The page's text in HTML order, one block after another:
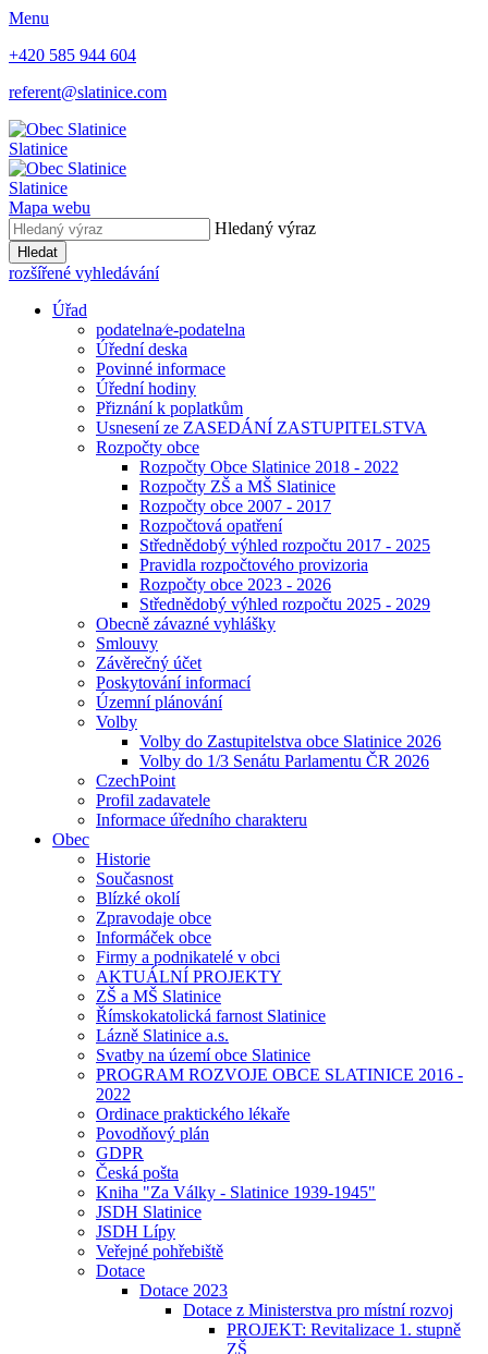
Menu
+420 585 944 604
referent@slatinice.com
Slatinice
Slatinice
Mapa webu
Hledaný výraz
Hledat
rozšířené vyhledávání
Úřad
podatelna⁄e-podatelna
Úřední deska
Povinné informace
Úřední hodiny
Přiznání k poplatkům
Usnesení ze ZASEDÁNÍ ZASTUPITELSTVA
Rozpočty obce
Rozpočty Obce Slatinice 2018 - 2022
Rozpočty ZŠ a MŠ Slatinice
Rozpočty obce 2007 - 2017
Rozpočtová opatření
Střednědobý výhled rozpočtu 2017 - 2025
Pravidla rozpočtového provizoria
Rozpočty obce 2023 - 2026
Střednědobý výhled rozpočtu 2025 - 2029
Obecně závazné vyhlášky
Smlouvy
Závěrečný účet
Poskytování informací
Územní plánování
Volby
Volby do Zastupitelstva obce Slatinice 2026
Volby do 1/3 Senátu Parlamentu ČR 2026
CzechPoint
Profil zadavatele
Informace úředního charakteru
Obec
Historie
Současnost
Blízké okolí
Zpravodaje obce
Informáček obce
Firmy a podnikatelé v obci
AKTUÁLNÍ PROJEKTY
ZŠ a MŠ Slatinice
Římskokatolická farnost Slatinice
Lázně Slatinice a.s.
Svatby na území obce Slatinice
PROGRAM ROZVOJE OBCE SLATINICE 2016 -
2022
Ordinace praktického lékaře
Povodňový plán
GDPR
Česká pošta
Kniha "Za Války - Slatinice 1939-1945"
JSDH Slatinice
JSDH Lípy
Veřejné pohřebiště
Dotace
Dotace 2023
Dotace z Ministerstva pro místní rozvoj
PROJEKT: Revitalizace 1. stupně
ZŠ